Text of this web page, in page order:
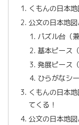
くもんの日本
公文の日本地
パズル台（
基本ピース
発展ピース
ひらがなシ
くもんの日本
てくる！
公文の日本地